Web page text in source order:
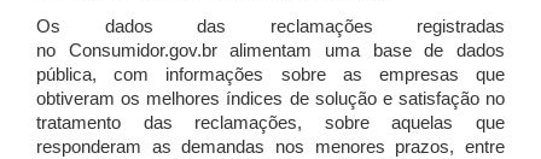
Os dados das reclamações registradas
no Consumidor.gov.br alimentam uma base de dados
pública, com informações sobre as empresas que
obtiveram os melhores índices de solução e satisfação no
tratamento das reclamações, sobre aquelas que
responderam as demandas nos menores prazos, entre